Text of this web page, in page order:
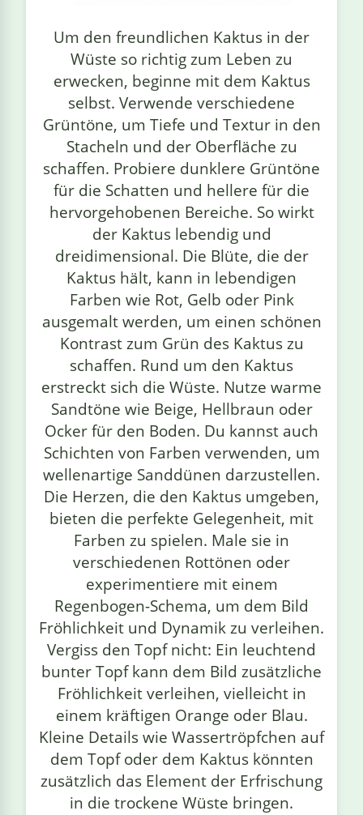
Um den freundlichen Kaktus in der
Wüste so richtig zum Leben zu
erwecken, beginne mit dem Kaktus
selbst. Verwende verschiedene
Grüntöne, um Tiefe und Textur in den
Stacheln und der Oberfläche zu
schaffen. Probiere dunklere Grüntöne
für die Schatten und hellere für die
hervorgehobenen Bereiche. So wirkt
der Kaktus lebendig und
dreidimensional. Die Blüte, die der
Kaktus hält, kann in lebendigen
Farben wie Rot, Gelb oder Pink
ausgemalt werden, um einen schönen
Kontrast zum Grün des Kaktus zu
schaffen. Rund um den Kaktus
erstreckt sich die Wüste. Nutze warme
Sandtöne wie Beige, Hellbraun oder
Ocker für den Boden. Du kannst auch
Schichten von Farben verwenden, um
wellenartige Sanddünen darzustellen.
Die Herzen, die den Kaktus umgeben,
bieten die perfekte Gelegenheit, mit
Farben zu spielen. Male sie in
verschiedenen Rottönen oder
experimentiere mit einem
Regenbogen-Schema, um dem Bild
Fröhlichkeit und Dynamik zu verleihen.
Vergiss den Topf nicht: Ein leuchtend
bunter Topf kann dem Bild zusätzliche
Fröhlichkeit verleihen, vielleicht in
einem kräftigen Orange oder Blau.
Kleine Details wie Wassertröpfchen auf
dem Topf oder dem Kaktus könnten
zusätzlich das Element der Erfrischung
in die trockene Wüste bringen.